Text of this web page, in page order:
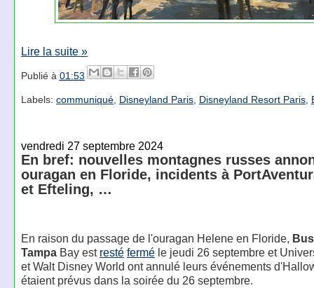
Lire la suite »
Publié à 01:53
Labels: communiqué, Disneyland Paris, Disneyland Resort Paris,
vendredi 27 septembre 2024
En bref: nouvelles montagnes russes
ouragan en Floride, incidents à
et Efteling, …
En raison du passage de l'ouragan Helene en Floride,
TampaBay est resté ferméle jeudi 26 septembre et
et Walt Disney World ont annulé leurs événements
étaient prévus dans la soirée du 26 septembre.